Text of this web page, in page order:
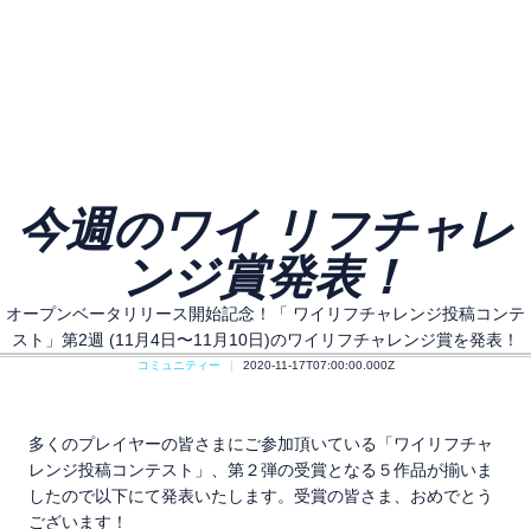
今週のワイ リフチャレ
ンジ賞発表！
オープンベータリリース開始記念！「 ワイリフチャレンジ投稿コンテ
スト」第2週 (11月4日〜11月10日)のワイリフチャレンジ賞を発表！
コミュニティー 2020-11-17T07:00:00.000Z
多くのプレイヤーの皆さまにご参加頂いている「ワイリフチャ
レンジ投稿コンテスト」、第２弾の受賞となる５作品が揃いま
したので以下にて発表いたします。受賞の皆さま、おめでとう
ございます！